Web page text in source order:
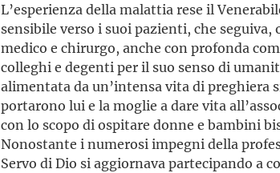
L’esperienza della malattia rese il
sensibile verso i suoi pazienti, che
medico e chirurgo, anche con profonda
colleghi e degenti per il suo senso di
alimentata da un’intensa vita di preghiera
portarono lui e la moglie a dare vita
con lo scopo di ospitare donne e bambini
Nonostante i numerosi impegni della
Servo di Dio si aggiornava partecipando a